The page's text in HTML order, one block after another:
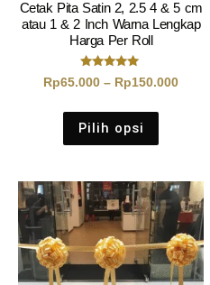
Cetak Pita Satin 2, 2.5 4 & 5 cm
atau 1 & 2 Inch Warna Lengkap
Harga Per Roll
Dinilai
5.00
Rp65.000 – Rp150.000
Pilih opsi